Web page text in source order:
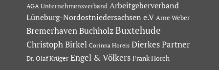
AGA Unternehmensverband Arbeitgeberverband
Lüneburg-Nordostniedersachsen e.V Arne Weber
Bremerhaven Buchholz Buxtehude
Christoph Birkel Corinna Horeis Dierkes Partner
Dr. Olaf Krüger Engel & Völkers Frank Horch